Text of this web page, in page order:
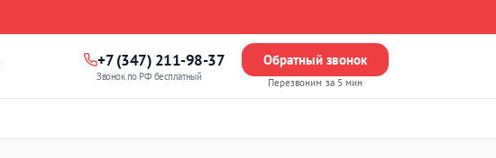
+7 (347) 211-98-37
Звонок по РФ бесплатный
Обратный звонок
Перезвоним за 5 мин